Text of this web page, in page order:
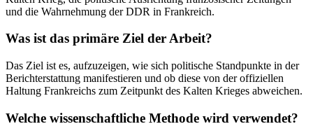
und die Wahrnehmung der DDR in Frankreich.
Was ist das primäre Ziel der Arbeit?
Das Ziel ist es, aufzuzeigen, wie sich politische Standpunkte in der
Berichterstattung manifestieren und ob diese von der offiziellen
Haltung Frankreichs zum Zeitpunkt des Kalten Krieges abweichen.
Welche wissenschaftliche Methode wird verwendet?